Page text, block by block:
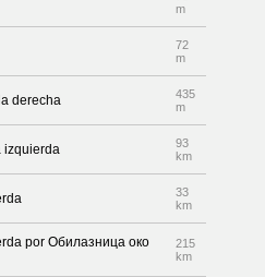
m
72
m
derecha
435
m
izquierda
93
km
33
km
por Обилазница око
215
km